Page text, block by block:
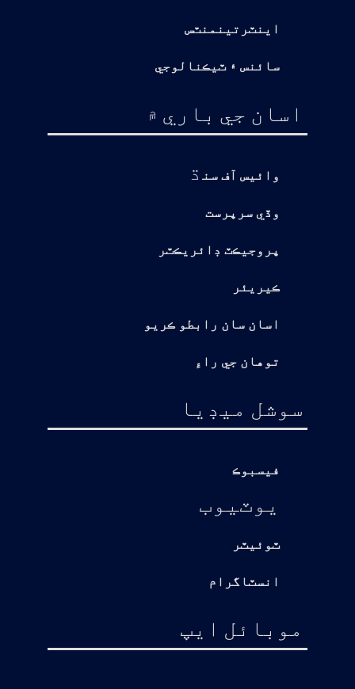
اينٽرتينمنٽس
سائنس ۽ ٽيڪنالوجي
اسان جي باري ۾
وائيس آف سن ڌ
وڏي سرپرست
پروجيڪٽ ڊائريڪٽر
ڪيريئر
اسان سان رابطو ڪريو
توهان جي راءِ
سوشل ميڊيا
فيسبوڪ
يوٽيوب
ٽوئيٽر
انسٽاگرام
موبائل ايپ